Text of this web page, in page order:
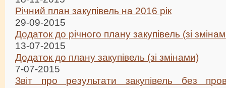
Річний план закупівель на 2016 рік
29-09-2015
Додаток до річного плану закупівель (зі
13-07-2015
Додаток до плану закупівель (зі змінами)
7-07-2015
Звіт про результати закупівель без